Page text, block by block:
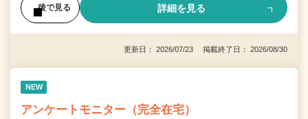
後で見る 詳細を見る
更新日： 2026/07/23 掲載終了日： 2026/08/30
NEW
アンケートモニター（完全在宅）